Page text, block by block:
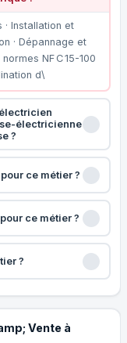
Installation et
· Dépannage et
NF C 15-100
d\
électricienne
?
ce métier ?
ce métier ?
?
Vente à